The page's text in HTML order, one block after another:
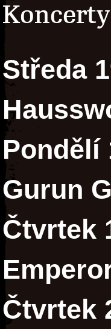
Středa
Pondělí
Gurun
Čtvrtek
Čtvrtek